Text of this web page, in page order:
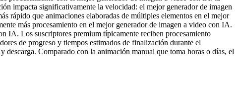
impacta significativamente la velocidad: el mejor generador de imagen
rápido que animaciones elaboradas de múltiples elementos en el mejor
más procesamiento en el mejor generador de imagen a video con IA.
IA. Los suscriptores premium típicamente reciben procesamiento
de progreso y tiempos estimados de finalización durante el
Comparado con la animación manual que toma horas o días, el